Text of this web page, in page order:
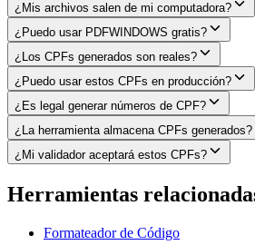
¿Mis archivos salen de mi computadora?
¿Puedo usar PDFWINDOWS gratis?
¿Los CPFs generados son reales?
¿Puedo usar estos CPFs en producción?
¿Es legal generar números de CPF?
¿La herramienta almacena CPFs generados?
¿Mi validador aceptará estos CPFs?
Herramientas
Formateador de Código